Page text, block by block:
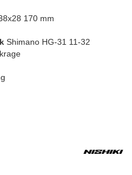
170 mm
Shimano HG-31 11-32